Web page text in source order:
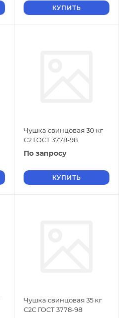
КУПИТЬ
Чушка свинцовая 30 кг
С2 ГОСТ 3778-98
По запросу
КУПИТЬ
Чушка свинцовая 35 кг
С2С ГОСТ 3778-98